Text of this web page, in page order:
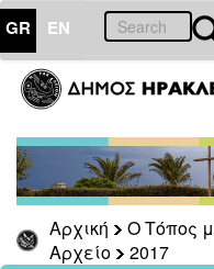
GR EN
Αρχική Ο Τόπος
Αρχείο
2017
ΤΟΠΟΣ
ΜΑΣ
Ανακοινώσεις
Αρχείο
2026
2025